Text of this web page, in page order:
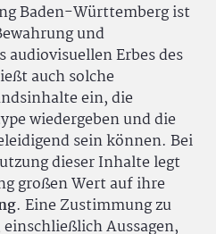
Baden-Württemberg ist
und
audiovisuellen Erbes des
auch solche
ein, die
wiedergeben und die
sein können. Bei
dieser Inhalte legt
großen Wert auf ihre
. Eine Zustimmung zu
Aussagen,